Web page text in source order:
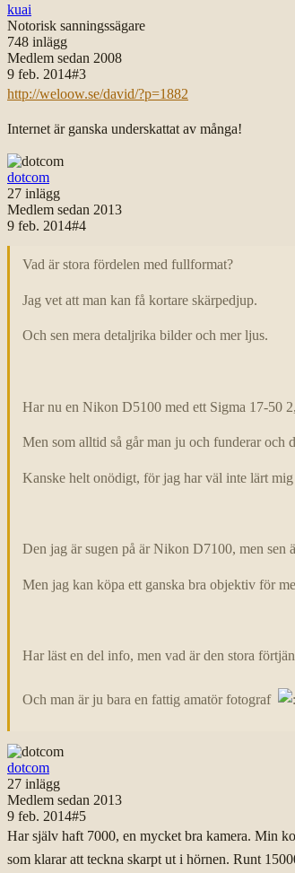
kuai
Notorisk sanningssägare
748 inlägg
Medlem sedan 2008
9 feb. 2014#3
http://weloow.se/david/?p=1882
Internet är ganska underskattat av många!
dotcom
27 inlägg
Medlem sedan 2013
9 feb. 2014#4
Vad är stora fördelen med fullformat?
Jag vet att man kan få kortare skärpedjup.
Och sen mera detaljrika bilder och mer ljus.
Har nu en Nikon D5100 med ett Sigma 17-50
Men som alltid så går man ju och funderar och
Kanske helt onödigt, för jag har väl inte lärt
Den jag är sugen på är Nikon D7100, men
Men jag kan köpa ett ganska bra objektiv för
Har läst en del info, men vad är den stora
Och man är ju bara en fattig amatör fotograf
dotcom
27 inlägg
Medlem sedan 2013
9 feb. 2014#5
Har själv haft 7000, en mycket bra kamera. Min
som klarar att teckna skarpt ut i hörnen. Runt